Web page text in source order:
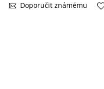
Doporučit známému